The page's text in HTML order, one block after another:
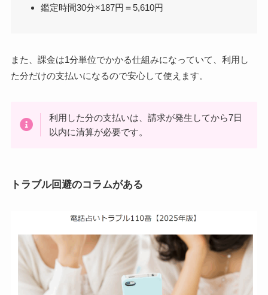
鑑定時間30分×187円＝5,610円
また、課金は1分単位でかかる仕組みになっていて、利用し
た分だけの支払いになるので安心して使えます。
利用した分の支払いは、請求が発生してから7日
以内に清算が必要です。
トラブル回避のコラムがある